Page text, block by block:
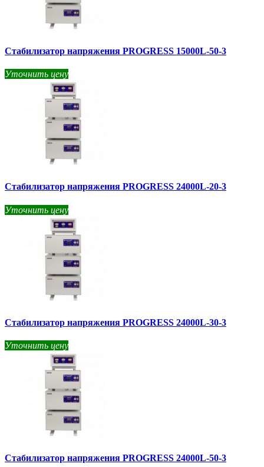
Стабилизатор напряжения PROGRESS 15000L-50-3
Уточнить цену
Стабилизатор напряжения PROGRESS 24000L-20-3
Уточнить цену
Стабилизатор напряжения PROGRESS 24000L-30-3
Уточнить цену
Стабилизатор напряжения PROGRESS 24000L-50-3